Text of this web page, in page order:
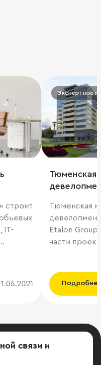
строит
IT-
Экспертное
Тюменская
Москве
Тюменская
Etalon
части
источник,
компаний.
Etalon
договор
Подробнее
связи и